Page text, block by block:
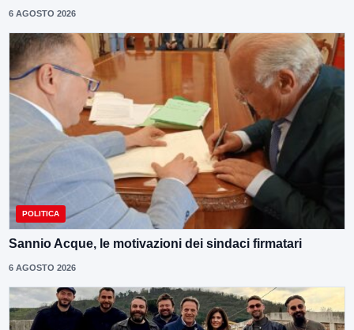
6 AGOSTO 2026
POLITICA
Sannio Acque, le motivazioni dei sindaci firmatari
6 AGOSTO 2026